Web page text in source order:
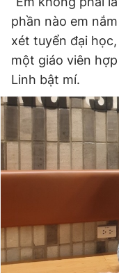
phần nào em
xét tuyển đại
một giáo viên
Linh bật mí.